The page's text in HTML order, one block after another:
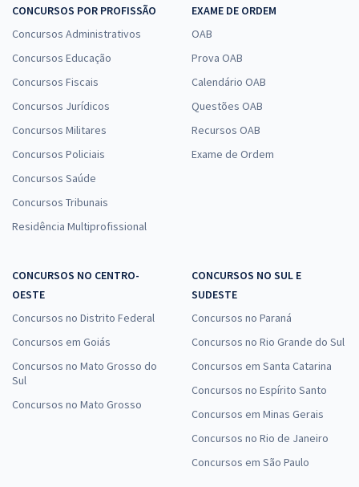
CONCURSOS POR PROFISSÃO
Concursos Administrativos
Concursos Educação
Concursos Fiscais
Concursos Jurídicos
Concursos Militares
Concursos Policiais
Concursos Saúde
Concursos Tribunais
Residência Multiprofissional
EXAME DE ORDEM
OAB
Prova OAB
Calendário OAB
Questões OAB
Recursos OAB
Exame de Ordem
CONCURSOS NO CENTRO-
OESTE
Concursos no Distrito Federal
Concursos em Goiás
Concursos no Mato Grosso do
Sul
Concursos no Mato Grosso
CONCURSOS NO SUL E
SUDESTE
Concursos no Paraná
Concursos no Rio Grande do Sul
Concursos em Santa Catarina
Concursos no Espírito Santo
Concursos em Minas Gerais
Concursos no Rio de Janeiro
Concursos em São Paulo